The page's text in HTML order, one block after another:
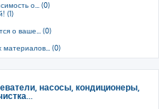
о... (0)
(1)
о ваше... (0)
(0)
насосы, кондиционеры,